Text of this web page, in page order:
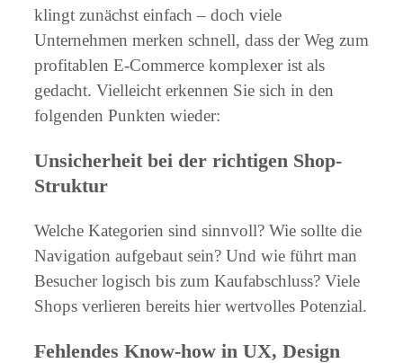
klingt zunächst einfach – doch viele
Unternehmen merken schnell, dass der Weg zum
profitablen E-Commerce komplexer ist als
gedacht. Vielleicht erkennen Sie sich in den
folgenden Punkten wieder:
Unsicherheit bei der richtigen Shop-
Struktur
Welche Kategorien sind sinnvoll? Wie sollte die
Navigation aufgebaut sein? Und wie führt man
Besucher logisch bis zum Kaufabschluss? Viele
Shops verlieren bereits hier wertvolles Potenzial.
Fehlendes Know-how in UX, Design